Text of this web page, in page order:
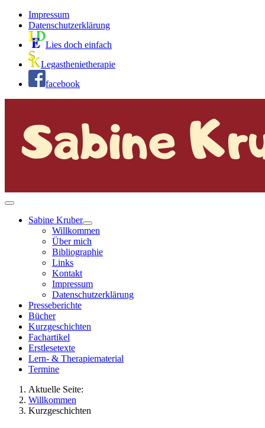
Impressum
Datenschutzerklärung
Lies doch einfach
Legasthenietherapie
facebook
Sabine Kruber
Willkommen
Über mich
Bibliographie
Links
Kontakt
Impressum
Datenschutzerklärung
Presseberichte
Bücher
Kurzgeschichten
Fachartikel
Erstlesetexte
Lern- & Therapiematerial
Termine
Aktuelle Seite:
Willkommen
Kurzgeschichten